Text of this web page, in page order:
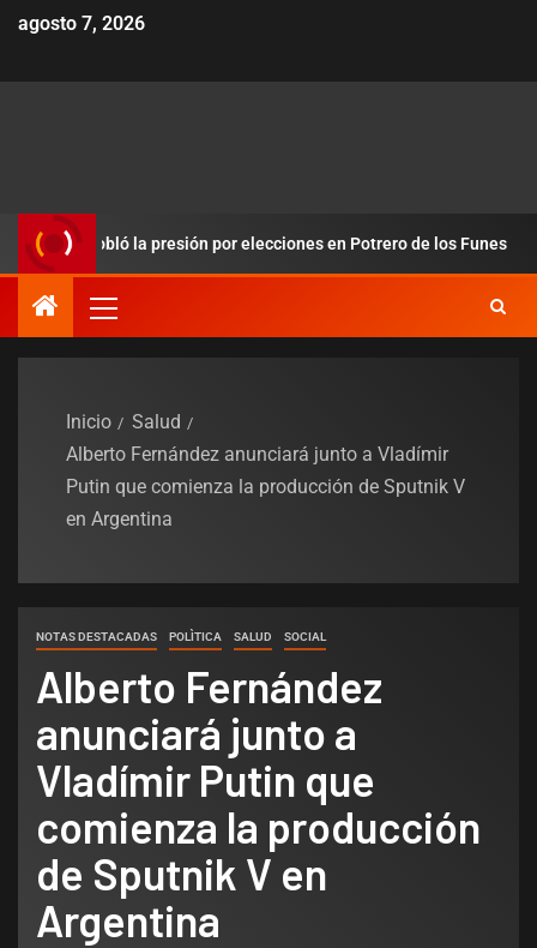
agosto 7, 2026
la presión por elecciones en Potrero de los Funes
Inicio
Salud
Alberto Fernández anunciará junto a Vladímir
Putin que comienza la producción de Sputnik V
en Argentina
NOTAS DESTACADAS POLÌTICA SALUD SOCIAL
Alberto Fernández
anunciará junto a
Vladímir Putin que
comienza la producción
de Sputnik V en
Argentina